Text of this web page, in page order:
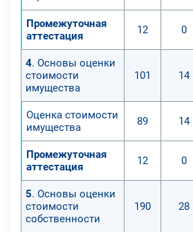
Промежуточная
аттестация
12 0
4. Основы оценки
стоимости
имущества
101 14
Оценка стоимости
имущества
89 14
Промежуточная
аттестация
12 0
5. Основы оценки
стоимости
собственности
190 28